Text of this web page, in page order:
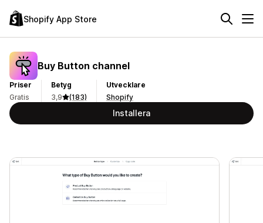
Shopify App Store
Buy Button channel
Priser
Gratis
Betyg
3,9
(183)
Utvecklare
Shopify
Installera